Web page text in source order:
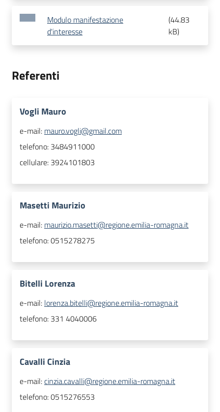
Modulo manifestazione
d'interesse
(44.83
kB)
Referenti
Vogli Mauro
e-mail: mauro.vogli@gmail.com
telefono: 3484911000
cellulare: 3924101803
Masetti Maurizio
e-mail: maurizio.masetti@regione.emilia-romagna.it
telefono:0515278275
Bitelli Lorenza
e-mail: lorenza.bitelli@regione.emilia-romagna.it
telefono: 331 4040006
Cavalli Cinzia
e-mail:cinzia.cavalli@regione.emilia-romagna.it
telefono:0515276553